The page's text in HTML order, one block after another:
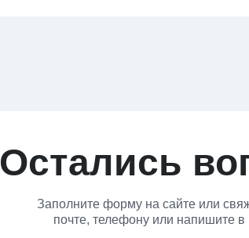
Остались
Заполните форму на сайте или
почте, телефону или напишите